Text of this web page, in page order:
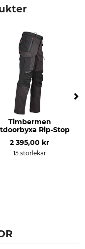
blekas
Timbermen
Rip-Stop
2 395,00 kr
15 storlekar